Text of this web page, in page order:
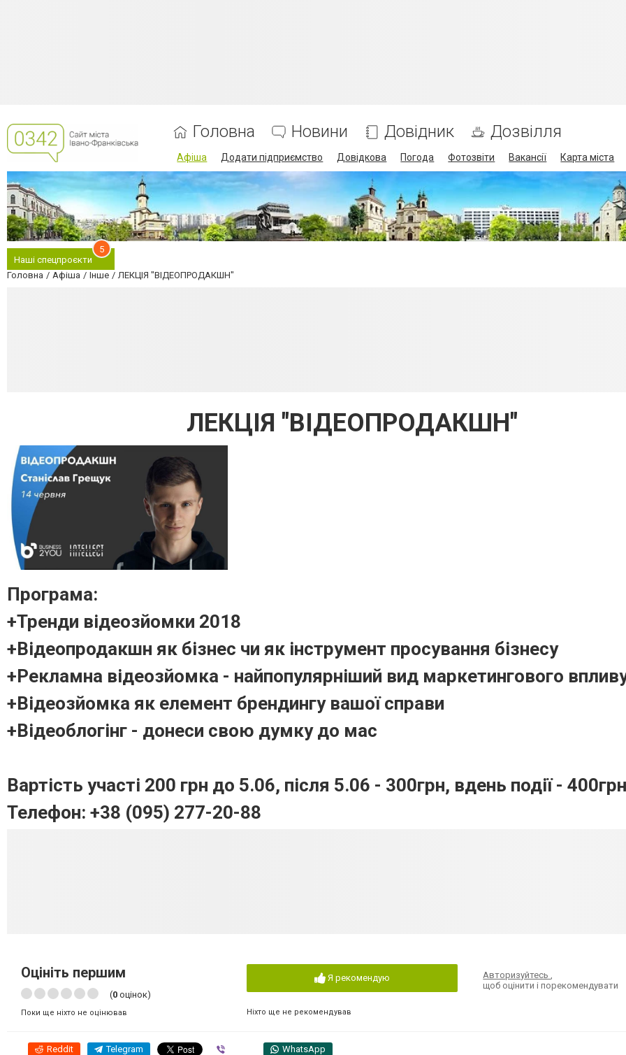
Головна Новини Довідник Дозвілля
Афіша Додати підприємство Довідкова Погода Фотозвіти Вакансії Карта міста
Наші спецпроєкти
5
Головна Афіша Інше ЛЕКЦІЯ "ВІДЕОПРОДАКШН"
ЛЕКЦІЯ "ВІДЕОПРОДАКШН"
Програма:
+Тренди відеозйомки 2018
+Відеопродакшн як бізнес чи як інструмент просування бізнесу
+Рекламна відеозйомка - найпопулярніший вид маркетингового
+Відеозйомка як елемент брендингу вашої справи
+Відеоблогінг - донеси свою думку до мас
Вартість участі 200 грн до 5.06, після 5.06 - 300грн, вдень події -
Телефон: +38 (095) 277-20-88
Оцініть першим
(0 оцінок)
Поки ще ніхто не оцінював
Я рекомендую
Ніхто ще не рекомендував
Авторизуйтесь
щоб оцінити і порекомендувати
Reddit Telegram WhatsApp